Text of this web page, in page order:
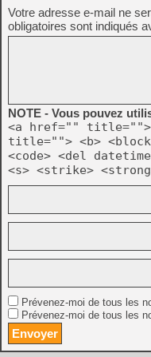
Votre adresse e-mail ne
obligatoires sont indiqués
NOTE - Vous pouvez
<a href="" title="">
title=""> <b>
<code> <del
<s> <strike>
Prévenez-moi de tous les
Prévenez-moi de tous les